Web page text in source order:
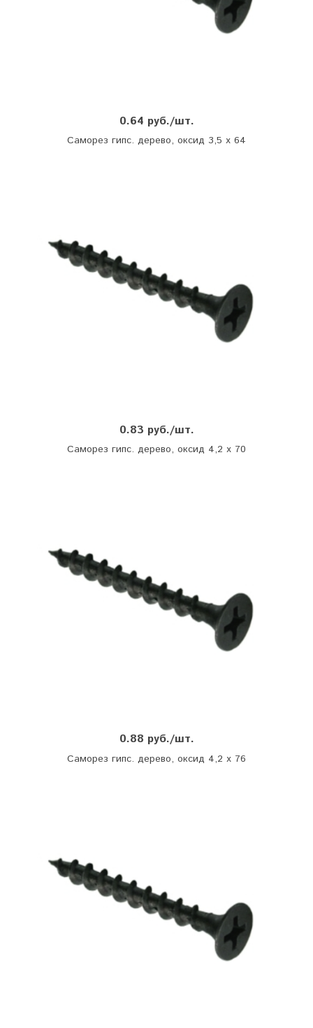
0.64 руб./шт.
Саморез гипс. дерево, оксид 3,5 х 64
0.83 руб./шт.
Саморез гипс. дерево, оксид 4,2 х 70
0.88 руб./шт.
Саморез гипс. дерево, оксид 4,2 х 76